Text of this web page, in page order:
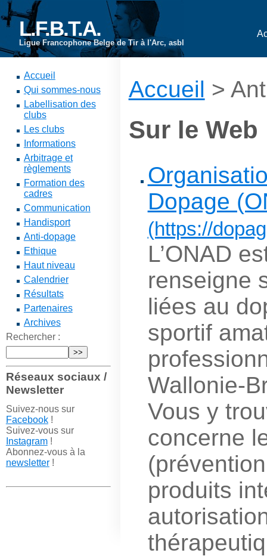
L.F.B.T.A.
Ligue Francophone Belge de Tir à l'Arc, asbl
Accueil
Qui sommes-nous
Labellisation des
clubs
Les clubs
Informations
Arbitrage et
règlements
Formation des
cadres
Communication
Handisport
Anti-dopage
Ethique
Haut niveau
Calendrier
Résultats
Partenaires
Archives
Rechercher :
Réseaux sociaux /
Newsletter
Suivez-nous sur
Facebook!
Suivez-vous sur
Instagram!
Abonnez-vous à la
newsletter!
Accueil >
Sur le Web
Dopage
(https://
L’ONAD
renseigne
liées au
sportif
Wallonie-
Vous y
concerne
produits